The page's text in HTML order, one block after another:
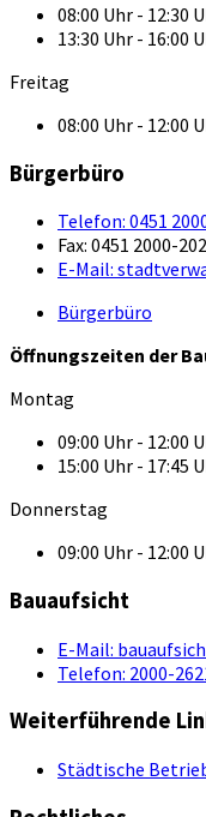
08:00 Uhr - 12:30
13:30 Uhr - 16:00
Freitag
08:00 Uhr - 12:00
Bürgerbüro
Telefon: 0451
Fax: 0451 2000-
E-Mail:
Bürgerbüro
Öffnungszeiten der
Montag
09:00 Uhr - 12:00
15:00 Uhr - 17:45
Donnerstag
09:00 Uhr - 12:00
Bauaufsicht
E-Mail:
Telefon: 2000-
Weiterführende
Städtische